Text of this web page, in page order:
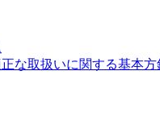
な取扱いに関する基本方